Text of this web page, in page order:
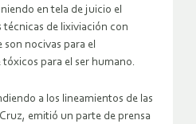
en tela de juicio el
de lixiviación con
nocivas para el
para el ser humano.
a los lineamientos de las
emitió un parte de prensa